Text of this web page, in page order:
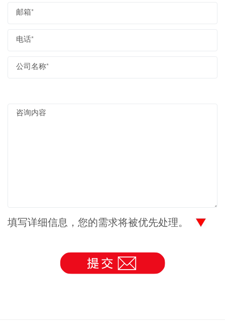
填写详细信息，您的需求将被优先处理。